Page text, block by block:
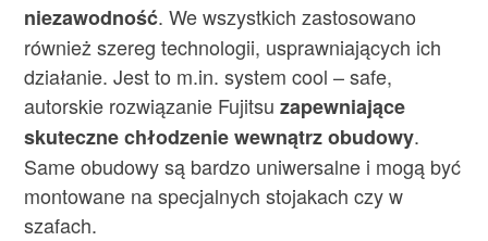
niezawodność. We wszystkich zastosowano
również szereg technologii, usprawniających ich
działanie. Jest to m.in. system cool – safe,
autorskie rozwiązanie Fujitsu zapewniające
skuteczne chłodzenie wewnątrz obudowy.
Same obudowy są bardzo uniwersalne i mogą być
montowane na specjalnych stojakach czy w
szafach.